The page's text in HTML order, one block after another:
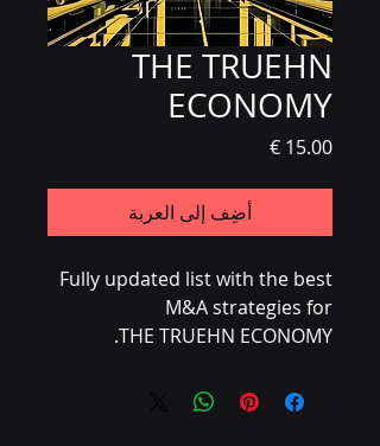
THE TRUEHN
ECONOMY
السعر
أضِف إلى العربة
Fully updated list with the best
M&A strategies for
THE TRUEHN ECONOMY.